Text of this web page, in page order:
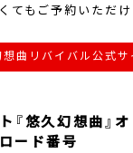
てもご予約いただけ
曲リバイバル公式サ
『悠久幻想曲』
ード番号